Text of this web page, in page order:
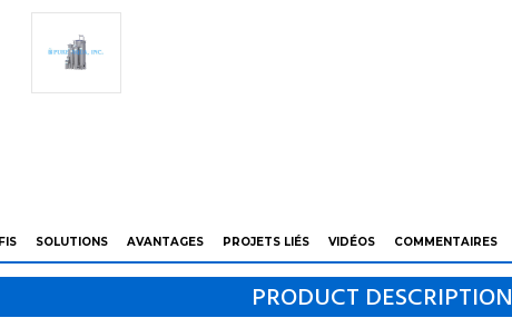
SOLUTIONS AVANTAGES PROJETS LIÉS VIDÉOS COMMENTAIRES
PRODUCT DESCRIPTION